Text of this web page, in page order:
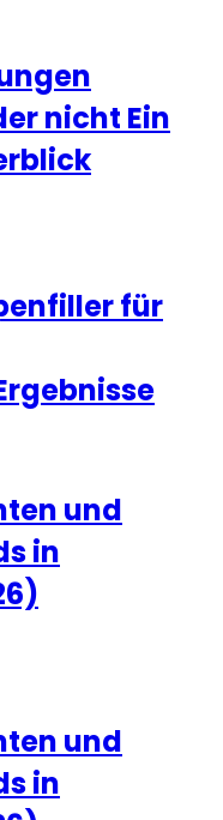
nicht Ein
für
und
in
und
in